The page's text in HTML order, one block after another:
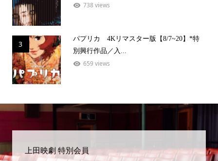
738 views
3
パプリカ 4Kリマスター版【8/7~20】*特
別興行作品／入...
659 views
上田映劇 特別会員